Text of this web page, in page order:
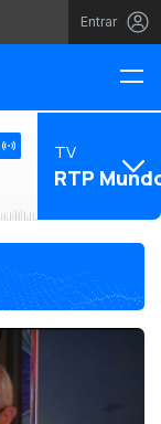
Entrar
TV
RTP